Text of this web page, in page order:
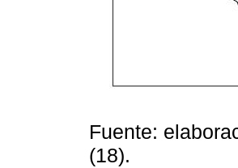
Fuente:
(18).